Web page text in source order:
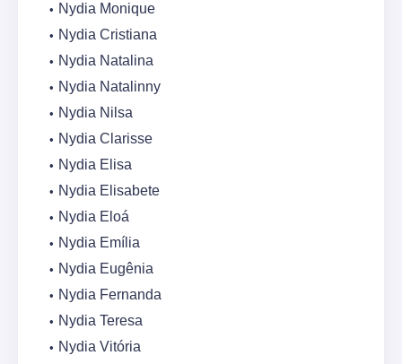
Nydia Monique
Nydia Cristiana
Nydia Natalina
Nydia Natalinny
Nydia Nilsa
Nydia Clarisse
Nydia Elisa
Nydia Elisabete
Nydia Eloá
Nydia Emília
Nydia Eugênia
Nydia Fernanda
Nydia Teresa
Nydia Vitória